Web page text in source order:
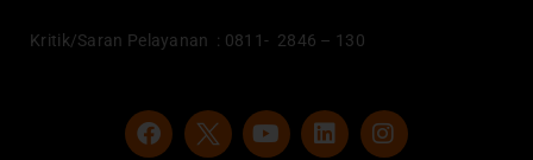
Kritik/Saran Pelayanan : 0811- 2846 – 130
F
a
Y
o
L
i
I
n